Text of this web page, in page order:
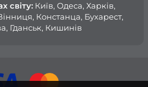
світу:Київ, Одеса, Харків,
Констанца, Бухарест,
Гданськ, Кишинів